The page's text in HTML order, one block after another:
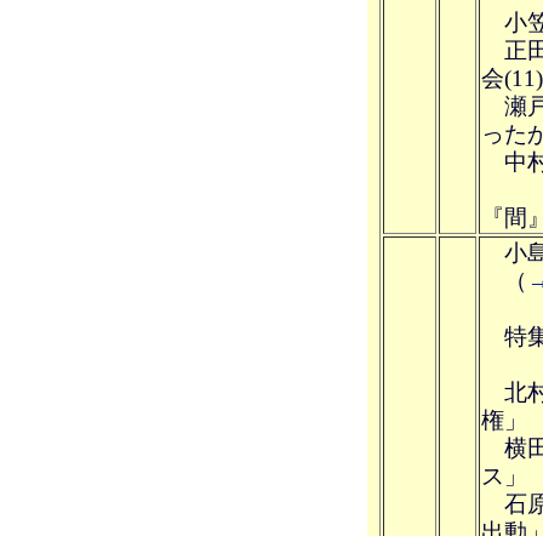
小
正
会
瀬
った
中
『間
小
（
特
北
権」
横
ス」
石